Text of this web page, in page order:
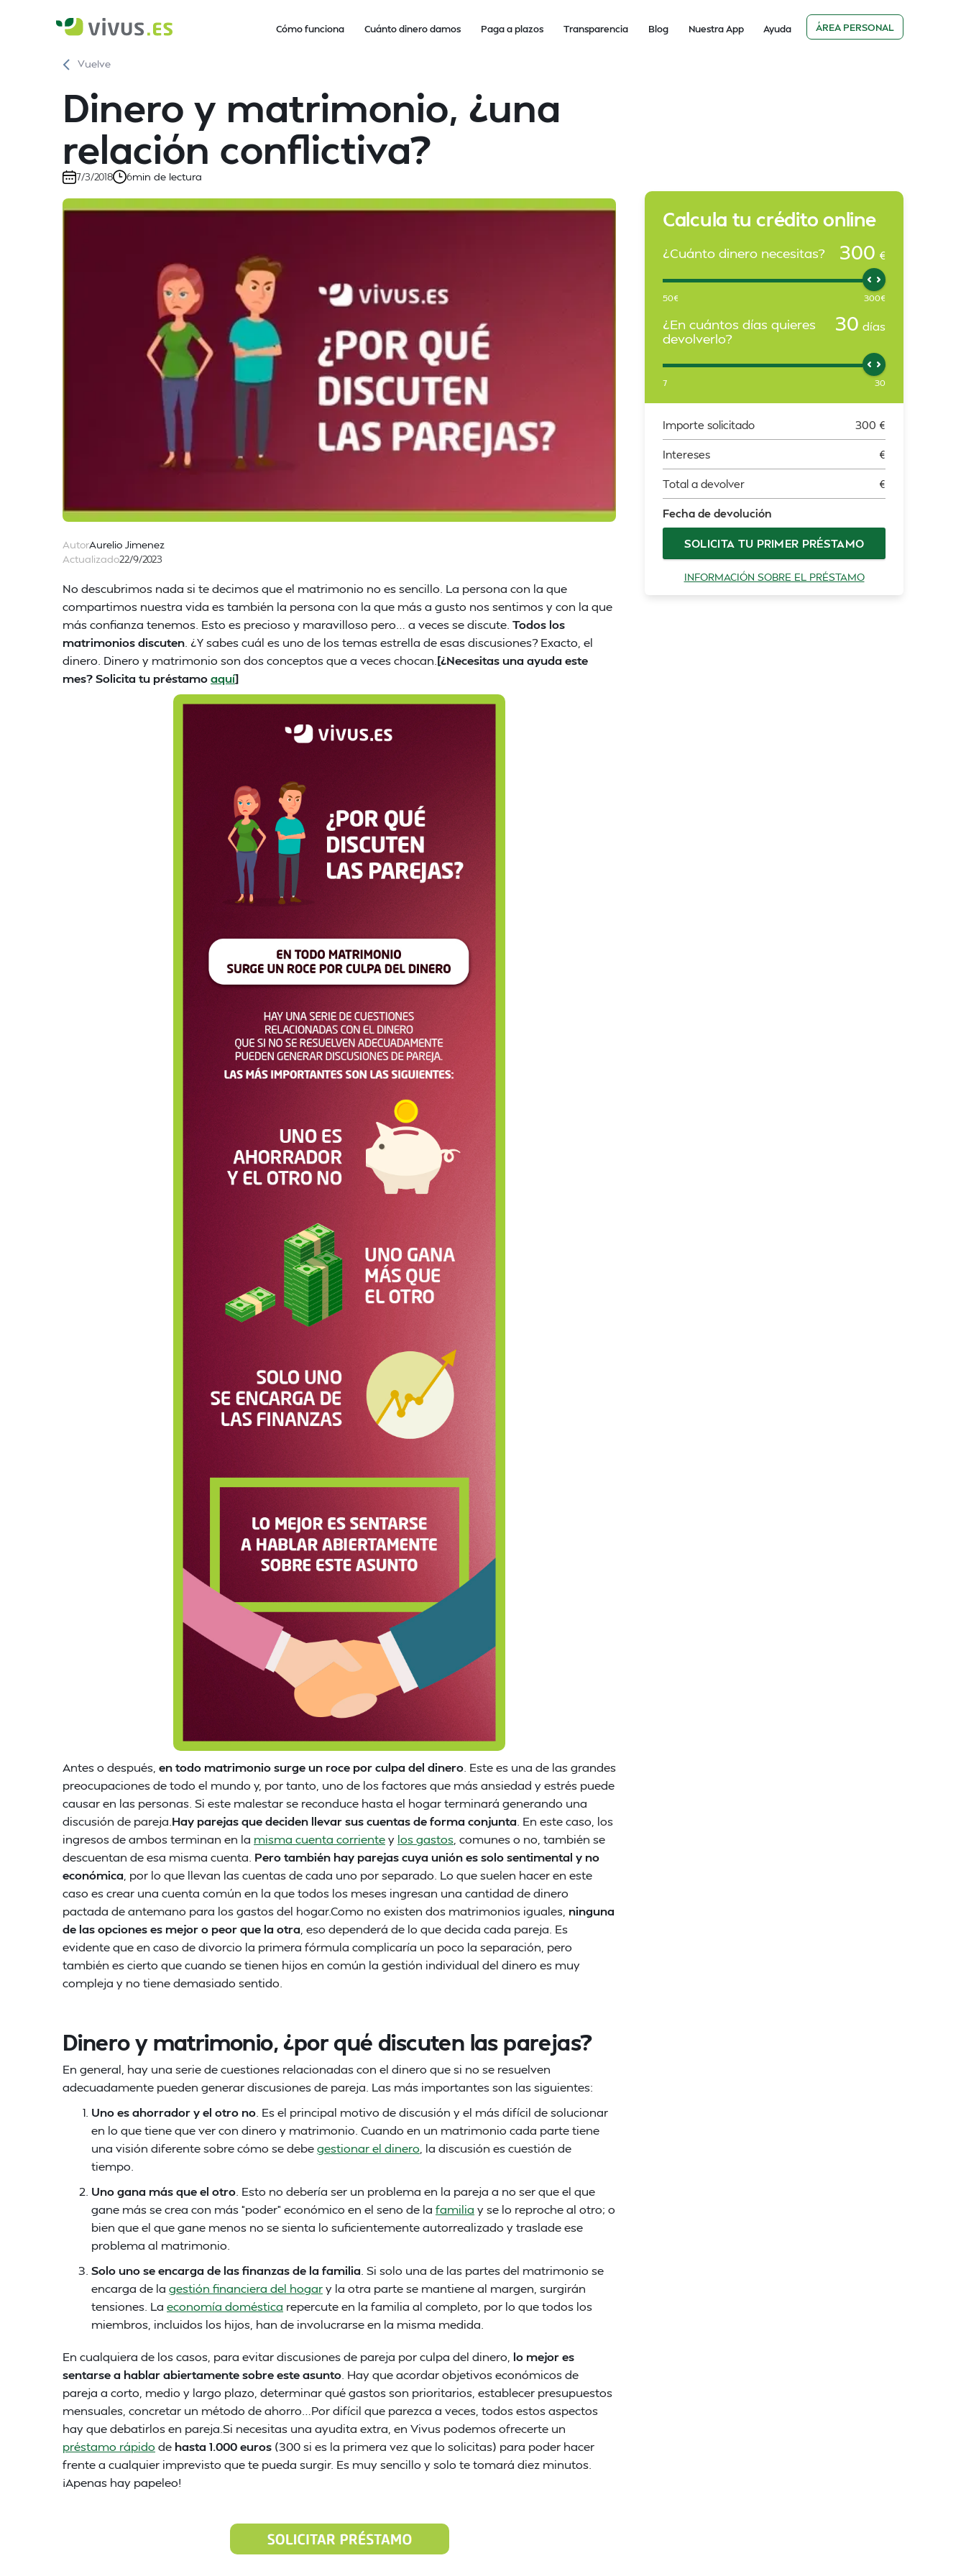
Cómo funciona Cuánto dinero damos Paga a plazos Transparencia Blog Nuestra App Ayuda ÁREA PERSONAL
Vuelve
Dinero y matrimonio, ¿una
relación conflictiva?
7/3/2018 6min de lectura
AutorAurelio Jimenez
Actualizado22/9/2023
No descubrimos nada si te decimos que el matrimonio no es sencillo. La persona con la que
compartimos nuestra vida es también la persona con la que más a gusto nos sentimos y con la que
más confianza tenemos. Esto es precioso y maravilloso pero… a veces se discute. Todos los
matrimonios discuten . ¿Y sabes cuál es uno de los temas estrella de esas discusiones? Exacto, el
dinero. Dinero y matrimonio son dos conceptos que a veces chocan. [¿Necesitas una ayuda este
mes? Solicita tu préstamoaquí]
Antes o después, en todo matrimonio surge un roce por culpa del dinero . Este es una de las grandes
preocupaciones de todo el mundo y, por tanto, uno de los factores que más ansiedad y estrés puede
causar en las personas. Si este malestar se reconduce hasta el hogar terminará generando una
discusión de pareja. Hay parejas que deciden llevar sus cuentas de forma conjunta . En este caso, los
ingresos de ambos terminan en la misma cuenta corrientey los gastos , comunes o no, también se
descuentan de esa misma cuenta. Pero también hay parejas cuya unión es solo sentimental y no
económica , por lo que llevan las cuentas de cada uno por separado. Lo que suelen hacer en este
caso es crear una cuenta común en la que todos los meses ingresan una cantidad de dinero
pactada de antemano para los gastos del hogar.Como no existen dos matrimonios iguales, ninguna
de las opciones es mejor o peor que la otra , eso dependerá de lo que decida cada pareja. Es
evidente que en caso de divorcio la primera fórmula complicaría un poco la separación, pero
también es cierto que cuando se tienen hijos en común la gestión individual del dinero es muy
compleja y no tiene demasiado sentido.
Dinero y matrimonio, ¿por qué discuten las parejas?
En general, hay una serie de cuestiones relacionadas con el dinero que si no se resuelven
adecuadamente pueden generar discusiones de pareja. Las más importantes son las siguientes:
Uno es ahorrador y el otro no . Es el principal motivo de discusión y el más difícil de solucionar
en lo que tiene que ver con dinero y matrimonio. Cuando en un matrimonio cada parte tiene
una visión diferente sobre cómo se debegestionar el dinero , la discusión es cuestión de
tiempo.
Uno gana más que el otro . Esto no debería ser un problema en la pareja a no ser que el que
gane más se crea con más “poder” económico en el seno de la familia y se lo reproche al otro; o
bien que el que gane menos no se sienta lo suficientemente autorrealizado y traslade ese
problema al matrimonio.
Solo uno se encarga de las finanzas de la familia . Si solo una de las partes del matrimonio se
encarga de la gestión financiera del hogary la otra parte se mantiene al margen, surgirán
tensiones. La economía doméstica repercute en la familia al completo, por lo que todos los
miembros, incluidos los hijos, han de involucrarse en la misma medida.
En cualquiera de los casos, para evitar discusiones de pareja por culpa del dinero, lo mejor es
sentarse a hablar abiertamente sobre este asunto . Hay que acordar objetivos económicos de
pareja a corto, medio y largo plazo, determinar qué gastos son prioritarios, establecer presupuestos
mensuales, concretar un método de ahorro…Por difícil que parezca a veces, todos estos aspectos
hay que debatirlos en pareja.Si necesitas una ayudita extra, en Vivus podemos ofrecerte un
préstamo rápido de hasta 1.000 euros (300 si es la primera vez que lo solicitas) para poder hacer
frente a cualquier imprevisto que te pueda surgir. Es muy sencillo y solo te tomará diez minutos.
¡Apenas hay papeleo!
Calcula tu crédito online
¿Cuánto dinero necesitas? 300 €
50€ 300€
¿En cuántos días quieres
devolverlo?
30 días
7 30
Importe solicitado 300 €
Intereses €
Total a devolver €
Fecha de devolución
SOLICITA TU PRIMER PRÉSTAMO
INFORMACIÓN SOBRE EL PRÉSTAMO